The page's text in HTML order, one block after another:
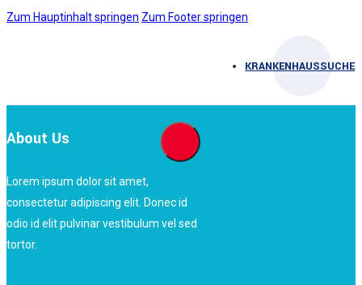
Zum Hauptinhalt springen Zum Footer springen
KRANKENHAUSSUCHE
About Us
Lorem ipsum dolor sit amet,
consectetur adipiscing elit. Donec id
odio id elit pulvinar vestibulum vel sed
tortor.